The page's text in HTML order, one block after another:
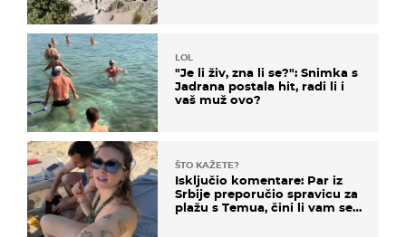
LOL
"Je li živ, zna li se?": Snimka s
Jadrana postala hit, radi li i
vaš muž ovo?
ŠTO KAŽETE?
Isključio komentare: Par iz
Srbije preporučio spravicu za
plažu s Temua, čini li vam se